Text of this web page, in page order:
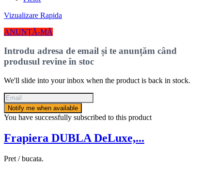
Vizualizare Rapida
ANUNȚĂ-MĂ
Introdu adresa de email și te anunțăm când
produsul revine în stoc
We'll slide into your inbox when the product is back in stock.
Notify me when available
You have successfully subscribed to this product
Frapiera DUBLA DeLuxe,...
Pret / bucata.